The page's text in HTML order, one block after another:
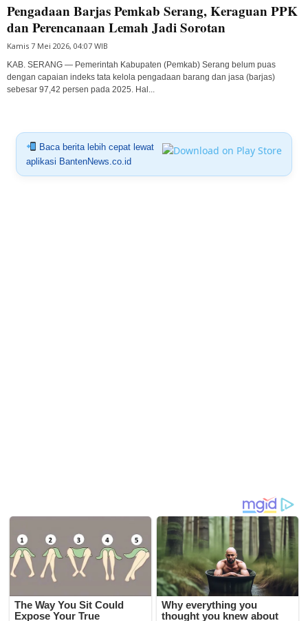
Pengadaan Barjas Pemkab Serang, Keraguan PPK
dan Perencanaan Lemah Jadi Sorotan
Kamis 7 Mei 2026, 04:07 WIB
KAB. SERANG — Pemerintah Kabupaten (Pemkab) Serang belum puas
dengan capaian indeks tata kelola pengadaan barang dan jasa (barjas)
sebesar 97,42 persen pada 2025. Hal...
Baca berita lebih cepat lewat
aplikasi BantenNews.co.id